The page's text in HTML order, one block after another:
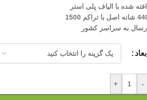
شده با الیاف پلی استر
اصل با تراکم 1500
ارسال به سراسر کشور
ابعاد
-
+